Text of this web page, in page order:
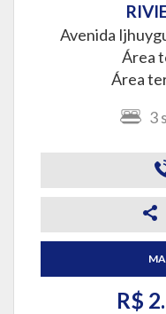
Avenida
Área
Área
3
R$